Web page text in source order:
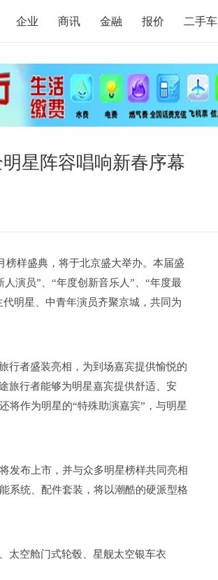
企业 商讯 金融 报价 二手车
星阵容唱响新春序幕
榜样盛典，将于北京盛大举办。本届盛
人演员”、“年度创新音乐人”、“年度最
明星、中青年演员齐聚京城，共同为
行者盛装亮相，为到场嘉宾提供愉悦的
旅行者能够为明星嘉宾提供舒适、安
将作为明星的“特殊助演嘉宾”，与明星
布上市，并与众多明星榜样共同亮相
系统、配件套装，将以潮酷的硬派型格
太空舱门式轮毂、星舰太空银车衣